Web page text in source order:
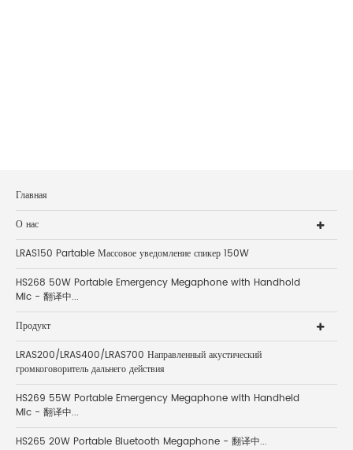
Главная
О нас
LRAS150 Partable Массовое уведомление спикер 150W
HS268 50W Portable Emergency Megaphone with Handhold
Mic - 翻译中...
Продукт
LRAS200/LRAS400/LRAS700 Направленный акустический
громкоговоритель дальнего действия
HS269 55W Portable Emergency Megaphone with Handheld
Mic - 翻译中...
HS265 20W Portable Bluetooth Megaphone - 翻译中...